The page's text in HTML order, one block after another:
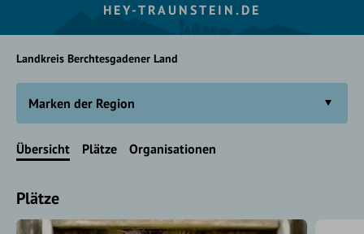
HEY-TRAUNSTEIN.DE
Landkreis Berchtesgadener Land
Marken der Region
Übersicht Plätze Organisationen
Plätze